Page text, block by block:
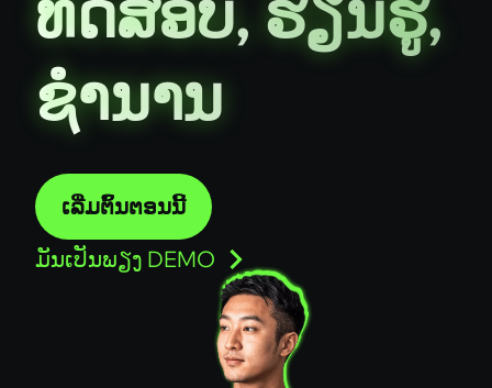
ຊຳນານ
ມັນເປັນພຽງ DEMO